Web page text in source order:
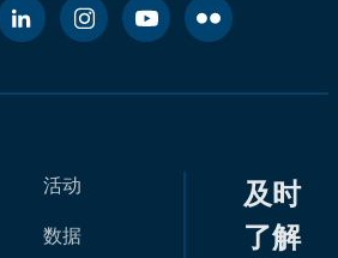
活动
数据
及时
了解